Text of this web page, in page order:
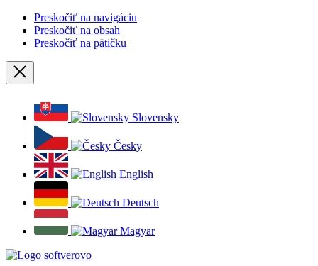
Preskočiť na navigáciu
Preskočiť na obsah
Preskočiť na pätičku
Zavrieť
Slovensky
Česky
English
Deutsch
Magyar